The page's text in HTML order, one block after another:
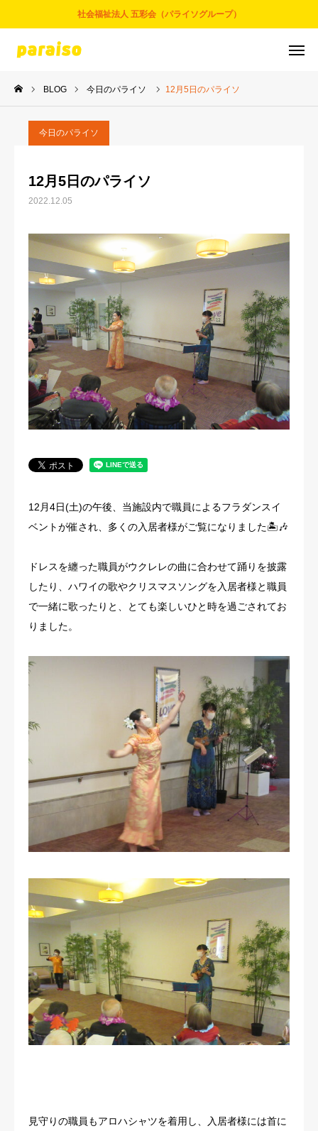
社会福祉法人 五彩会（パライソグループ）
BLOG 今日のパライソ 12月5日のパライソ
今日のパライソ
12月5日のパライソ
2022.12.05
12月4日(土)の午後、当施設内で職員によるフラダンスイ
ベントが催され、多くの入居者様がご覧になりました🏝🎶
ドレスを纏った職員がウクレレの曲に合わせて踊りを披露
したり、ハワイの歌やクリスマスソングを入居者様と職員
で一緒に歌ったりと、とても楽しいひと時を過ごされてお
りました。
見守りの職員もアロハシャツを着用し、入居者様には首に
お問合せ サービスについて
アクセス
事業とサービス
お知らせ
パライソブログ
スタッフ紹介
法人概要